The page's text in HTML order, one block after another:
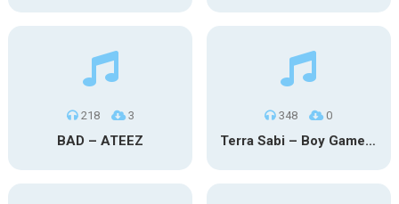
218 3
BAD – ATEEZ
348 0
Terra Sabi – Boy Game X Marcia Cruz